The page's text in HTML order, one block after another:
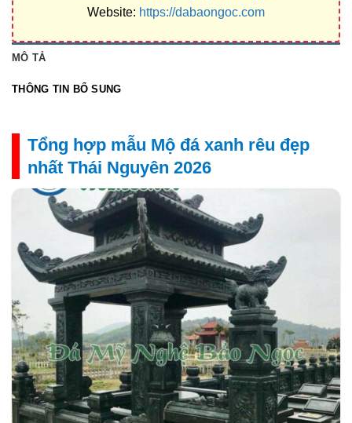
Website: https://dabaongoc.com
MÔ TẢ
THÔNG TIN BỔ SUNG
Tổng hợp mẫu Mộ đá xanh rêu đẹp
nhất Thái Nguyên 2026